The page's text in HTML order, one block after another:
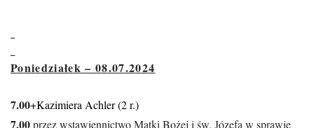
Poniedziałek – 08.07.2024
7.00+Kazimiera Achler (2 r.)
7.00przez wstawiennictwo Matki Bożej i św. Józefa w sprawie